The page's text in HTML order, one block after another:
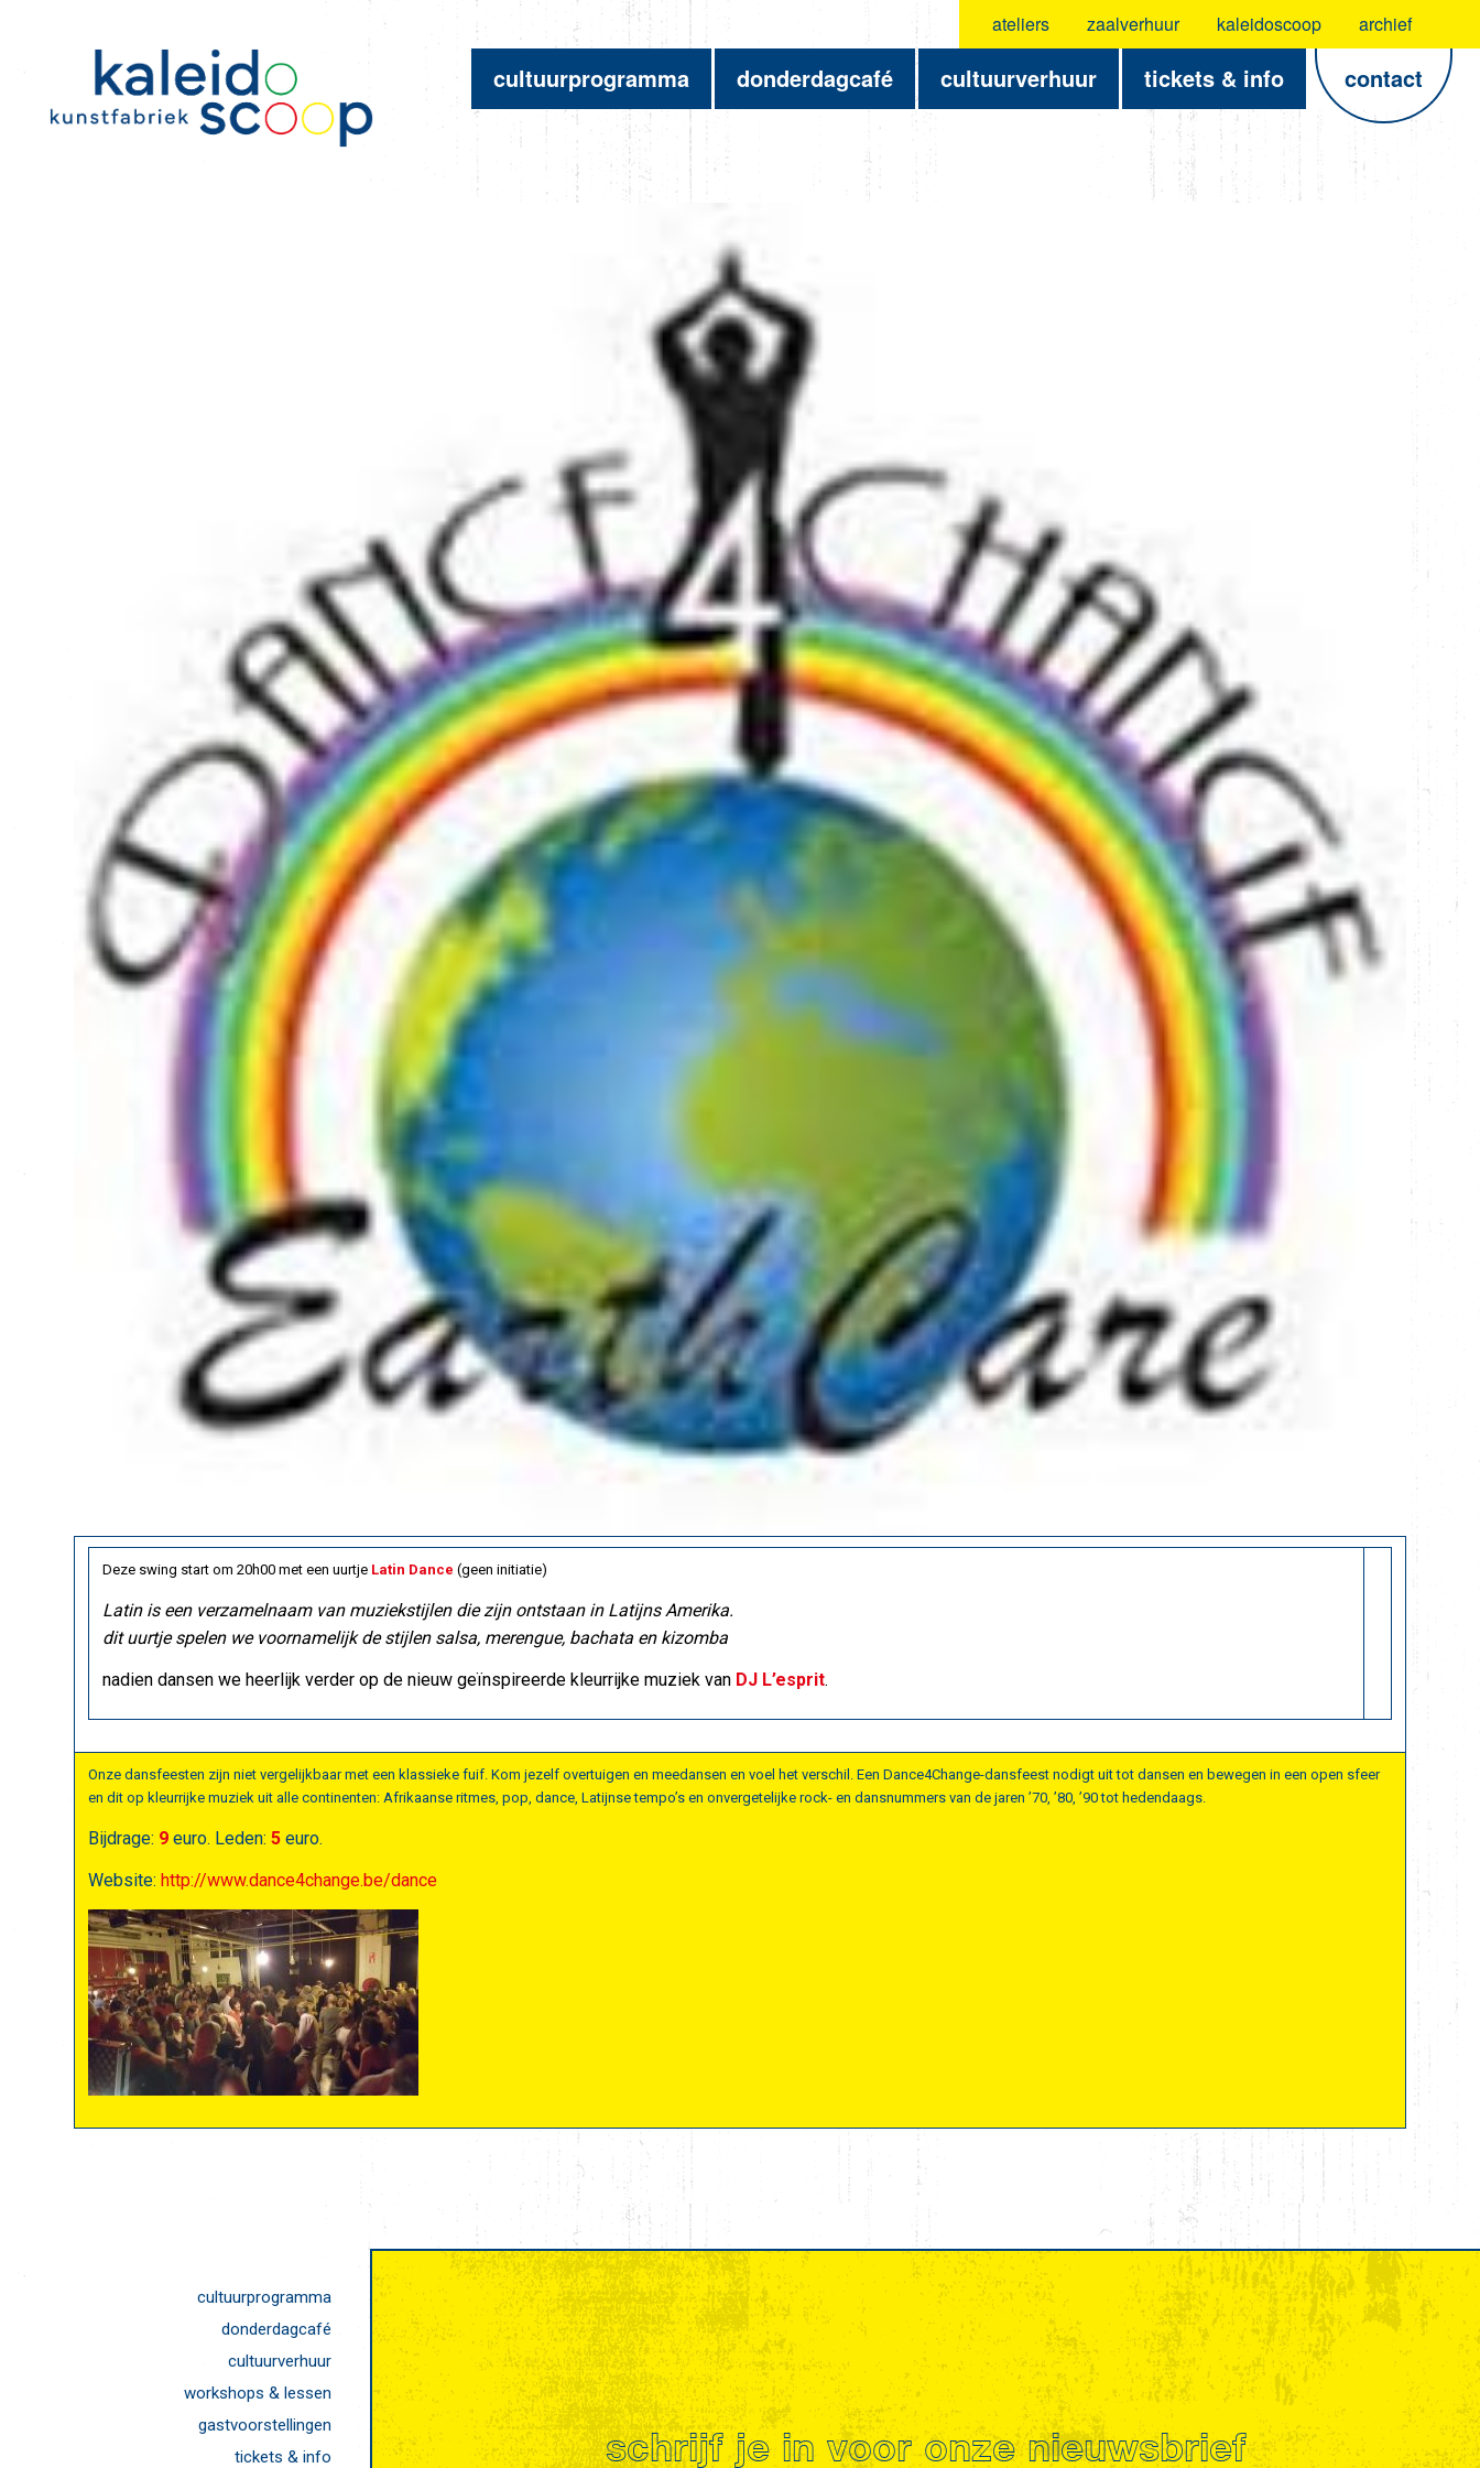
ateliers zaalverhuur kaleidoscoop archief
cultuurprogramma donderdagcafé cultuurverhuur tickets & info contact
Deze swing start om 20h00 met een uurtje Latin Dance (geen initiatie)
Latin is een verzamelnaam van muziekstijlen die zijn ontstaan in Latijns Amerika.
dit uurtje spelen we voornamelijk de stijlen salsa, merengue, bachata en kizomba
nadien dansen we heerlijk verder op de nieuw geïnspireerde kleurrijke muziek van DJ L’esprit.
Onze dansfeesten zijn niet vergelijkbaar met een klassieke fuif. Kom jezelf overtuigen en meedansen en voel het verschil. Een Dance4Change-dansfeest nodigt uit tot dansen en bewegen in een open sfeer
en dit op kleurrijke muziek uit alle continenten: Afrikaanse ritmes, pop, dance, Latijnse tempo’s en onvergetelijke rock- en dansnummers van de jaren ’70, ’80, ’90 tot hedendaags.
Bijdrage: 9 euro. Leden: 5 euro.
Website: http://www.dance4change.be/dance
cultuurprogramma
donderdagcafé
cultuurverhuur
workshops & lessen
gastvoorstellingen
tickets & info
schrijf je in voor onze nieuwsbrief